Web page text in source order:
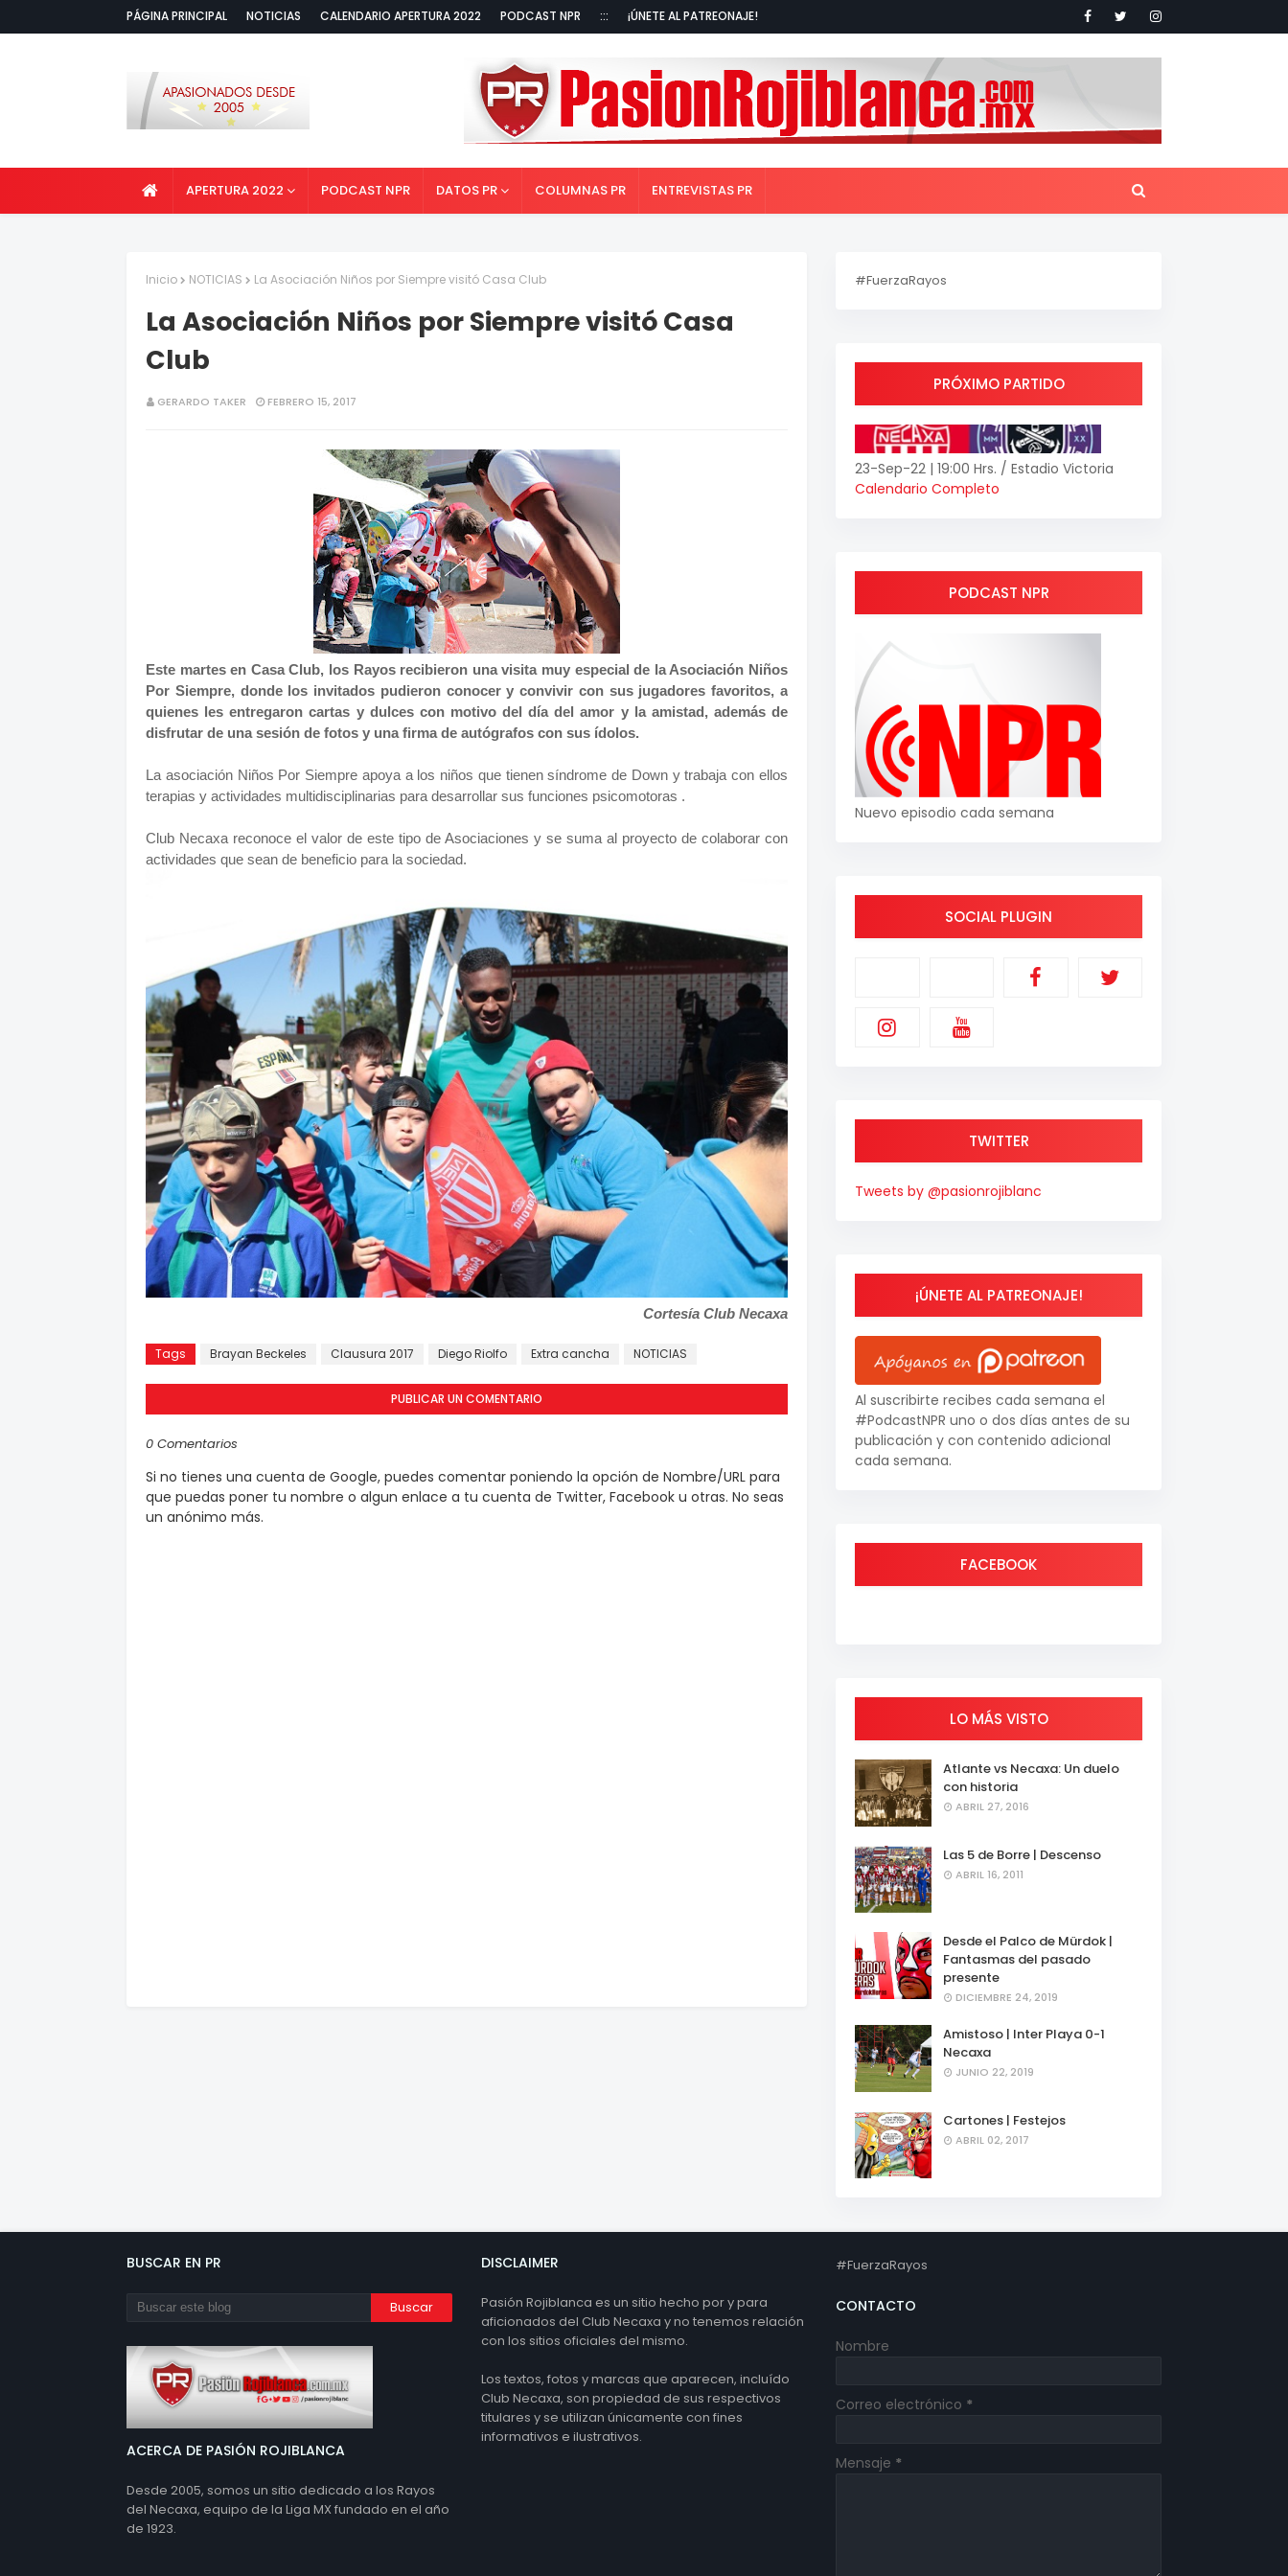
PÁGINA PRINCIPAL NOTICIAS CALENDARIO APERTURA 2022 PODCAST NPR ::: ¡ÚNETE AL PATREONAJE!
APERTURA 2022 PODCAST NPR DATOS PR COLUMNAS PR ENTREVISTAS PR
Inicio NOTICIAS La Asociación Niños por Siempre visitó Casa Club
La Asociación Niños por Siempre visitó Casa
Club
GERARDO TAKER FEBRERO 15, 2017
Este martes en Casa Club, los Rayos recibieron una visita muy especial de la Asociación Niños
Por Siempre, donde los invitados pudieron conocer y convivir con sus jugadores favoritos, a
quienes les entregaron cartas y dulces con motivo del día del amor y la amistad, además de
disfrutar de una sesión de fotos y una firma de autógrafos con sus ídolos.
La asociación Niños Por Siempre apoya a los niños que tienen síndrome de Down y trabaja con ellos
terapias y actividades multidisciplinarias para desarrollar sus funciones psicomotoras .
Club Necaxa reconoce el valor de este tipo de Asociaciones y se suma al proyecto de colaborar con
actividades que sean de beneficio para la sociedad.
Cortesía Club Necaxa
Tags Brayan Beckeles Clausura 2017 Diego Riolfo Extra cancha NOTICIAS
PUBLICAR UN COMENTARIO
0 Comentarios
Si no tienes una cuenta de Google, puedes comentar poniendo la opción de Nombre/URL para
que puedas poner tu nombre o algun enlace a tu cuenta de Twitter, Facebook u otras. No seas
un anónimo más.
#FuerzaRayos
PRÓXIMO PARTIDO
23-Sep-22 | 19:00 Hrs. / Estadio Victoria
Calendario Completo
PODCAST NPR
Nuevo episodio cada semana
SOCIAL PLUGIN
TWITTER
Tweets by @pasionrojiblanc
¡ÚNETE AL PATREONAJE!
Al suscribirte recibes cada semana el
#PodcastNPR uno o dos días antes de su
publicación y con contenido adicional
cada semana.
FACEBOOK
LO MÁS VISTO
Atlante vs Necaxa: Un duelo
con historia
ABRIL 27, 2016
Las 5 de Borre | Descenso
ABRIL 16, 2011
Desde el Palco de Mürdok |
Fantasmas del pasado
presente
DICIEMBRE 24, 2019
Amistoso | Inter Playa 0-1
Necaxa
JUNIO 22, 2019
Cartones | Festejos
ABRIL 02, 2017
BUSCAR EN PR
ACERCA DE PASIÓN ROJIBLANCA
Desde 2005, somos un sitio dedicado a los Rayos
del Necaxa, equipo de la Liga MX fundado en el año
de 1923.
DISCLAIMER
Pasión Rojiblanca es un sitio hecho por y para
aficionados del Club Necaxa y no tenemos relación
con los sitios oficiales del mismo.
Los textos, fotos y marcas que aparecen, incluído
Club Necaxa, son propiedad de sus respectivos
titulares y se utilizan únicamente con fines
informativos e ilustrativos.
#FuerzaRayos
CONTACTO
Nombre
Correo electrónico *
Mensaje *